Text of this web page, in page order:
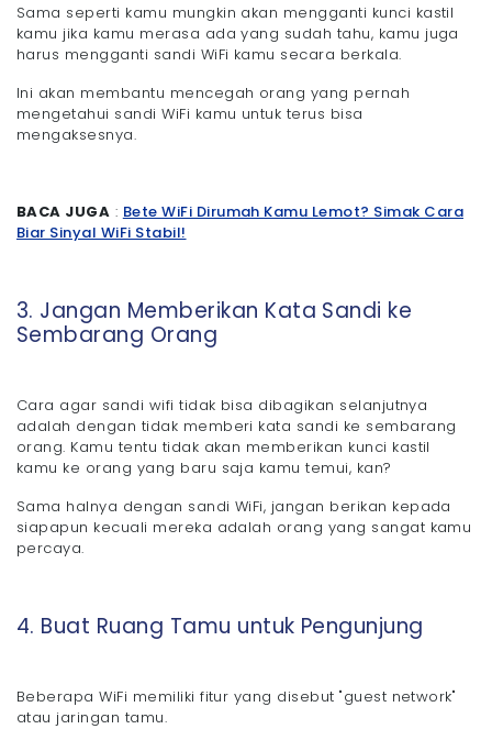
Sama seperti kamu mungkin akan mengganti kunci kastil
kamu jika kamu merasa ada yang sudah tahu, kamu juga
harus mengganti sandi WiFi kamu secara berkala.
Ini akan membantu mencegah orang yang pernah
mengetahui sandi WiFi kamu untuk terus bisa
mengaksesnya.
BACA JUGA : Bete WiFi Dirumah Kamu Lemot? Simak Cara
Biar Sinyal WiFi Stabil!
3. Jangan Memberikan Kata Sandi ke
Sembarang Orang
Cara agar sandi wifi tidak bisa dibagikan selanjutnya
adalah dengan tidak memberi kata sandi ke sembarang
orang. Kamu tentu tidak akan memberikan kunci kastil
kamu ke orang yang baru saja kamu temui, kan?
Sama halnya dengan sandi WiFi, jangan berikan kepada
siapapun kecuali mereka adalah orang yang sangat kamu
percaya.
4. Buat Ruang Tamu untuk Pengunjung
Beberapa WiFi memiliki fitur yang disebut "guest network"
atau jaringan tamu.